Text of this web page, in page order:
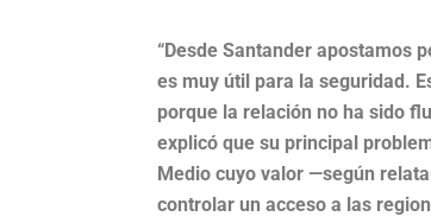
“Desde Santander apostamos
es muy útil para la seguridad.
porque la relación no ha sido
explicó que su principal
Medio cuyo valor —según
controlar un acceso a las